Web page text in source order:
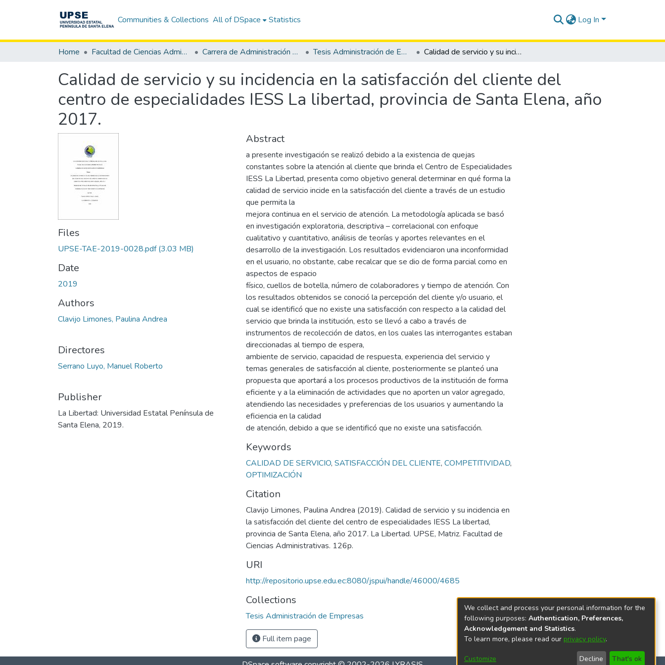
Communities & Collections All of DSpace Statistics Log In
Home Facultad de Ciencias Administrativas Carrera de Administración de Empresas Tesis Administración de Empresas Calidad de servicio y su incidencia en la satisfacción del cliente del centro de especialidades IESS La libertad, provincia de Santa Elena, año 2017.
Calidad de servicio y su incidencia en la satisfacción del cliente del
centro de especialidades IESS La libertad, provincia de Santa Elena, año
2017.
Files
UPSE-TAE-2019-0028.pdf(3.03 MB)
Date
2019
Authors
Clavijo Limones, Paulina Andrea
Directores
Serrano Luyo, Manuel Roberto
Publisher
La Libertad: Universidad Estatal Península de
Santa Elena, 2019.
Abstract
a presente investigación se realizó debido a la existencia de quejas
constantes sobre la atención al cliente que brinda el Centro de Especialidades
IESS La Libertad, presenta como objetivo general determinar en qué forma la
calidad de servicio incide en la satisfacción del cliente a través de un estudio
que permita la
mejora continua en el servicio de atención. La metodología aplicada se basó
en investigación exploratoria, descriptiva – correlacional con enfoque
cualitativo y cuantitativo, análisis de teorías y aportes relevantes en el
desarrollo de la investigación. Los resultados evidenciaron una inconformidad
en el usuario, no obstante, cabe recalcar que se dio de forma parcial como en
aspectos de espacio
físico, cuellos de botella, número de colaboradores y tiempo de atención. Con
los resultados obtenidos se conoció la percepción del cliente y/o usuario, el
cual se identificó que no existe una satisfacción con respecto a la calidad del
servicio que brinda la institución, esto se llevó a cabo a través de
instrumentos de recolección de datos, en los cuales las interrogantes estaban
direccionadas al tiempo de espera,
ambiente de servicio, capacidad de respuesta, experiencia del servicio y
temas generales de satisfacción al cliente, posteriormente se planteó una
propuesta que aportará a los procesos productivos de la institución de forma
eficiente y a la eliminación de actividades que no aporten un valor agregado,
atendiendo las necesidades y preferencias de los usuarios y aumentando la
eficiencia en la calidad
de atención, debido a que se identificó que no existe una satisfacción.
Keywords
CALIDAD DE SERVICIO, SATISFACCIÓN DEL CLIENTE, COMPETITIVIDAD,
OPTIMIZACIÓN
Citation
Clavijo Limones, Paulina Andrea (2019). Calidad de servicio y su incidencia en
la satisfacción del cliente del centro de especialidades IESS La libertad,
provincia de Santa Elena, año 2017. La Libertad. UPSE, Matriz. Facultad de
Ciencias Administrativas. 126p.
URI
http://repositorio.upse.edu.ec:8080/jspui/handle/46000/4685
Collections
Tesis Administración de Empresas
Full item page
We collect and process your personal information for the
following purposes: Authentication, Preferences,
Acknowledgement and Statistics.
To learn more, please read our privacy policy.
Customize Decline That's ok